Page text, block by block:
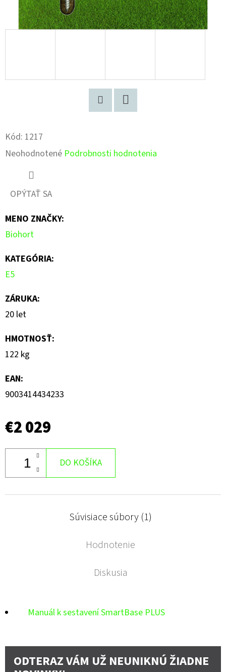
Kód: 1217
Priemerné
hodnotenie
produktu
0,0
z
5
hviezdičiek.
Neohodnotené Podrobnosti hodnotenia
OPÝTAŤ SA
MENO ZNAČKY:
Biohort
KATEGÓRIA:
E5
ZÁRUKA:
20 let
HMOTNOSŤ:
122 kg
EAN:
9003414434233
€2 029
DO KOŠÍKA
Súvisiace súbory (1)
Hodnotenie
Diskusia
Manuál k sestavení SmartBase PLUS
ODTERAZ VÁM UŽ NEUNIKNÚ ŽIADNE